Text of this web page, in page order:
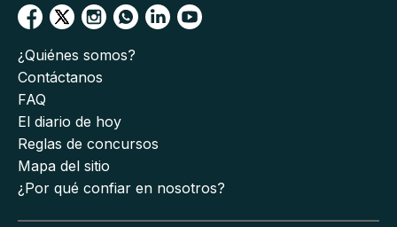
¿Quiénes somos?
Contáctanos
FAQ
El diario de hoy
Reglas de concursos
Mapa del sitio
¿Por qué confiar en nosotros?